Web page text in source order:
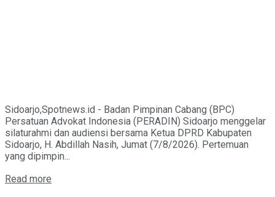
Sidoarjo,Spotnews.id - Badan Pimpinan Cabang (BPC)
Persatuan Advokat Indonesia (PERADIN) Sidoarjo menggelar
silaturahmi dan audiensi bersama Ketua DPRD Kabupaten
Sidoarjo, H. Abdillah Nasih, Jumat (7/8/2026). Pertemuan
yang dipimpin...
Read more